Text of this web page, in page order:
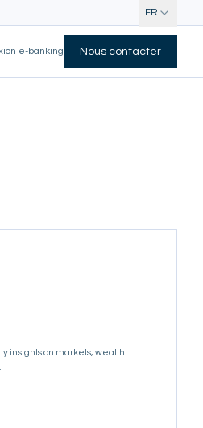
FR
e-banking Nous contacter
insights on markets, wealth